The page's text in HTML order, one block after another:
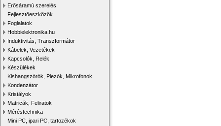
Erősáramú szerelés
Fejlesztőeszközök
Foglalatok
Hobbielektronika.hu
Induktivitás, Transzformátor
Kábelek, Vezetékek
Kapcsolók, Relék
Készülékek
Kishangszórók, Piezók, Mikrofonok
Kondenzátor
Kristályok
Matricák, Feliratok
Méréstechnika
Mini PC, ipari PC, tartozékok